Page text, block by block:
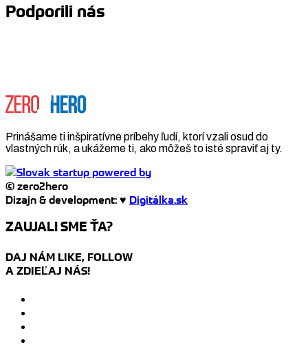
Podporili nás
Prinášame ti inšpiratívne príbehy ľudí, ktorí vzali osud do
vlastných rúk, a ukážeme ti, ako môžeš to isté spraviť aj ty.
© zero2hero
Dizajn & development: ♥ Digitálka.sk
ZAUJALI SME ŤA?
DAJ NÁM LIKE, FOLLOW
A ZDIEĽAJ NÁS!